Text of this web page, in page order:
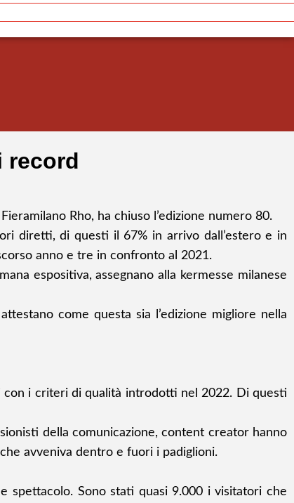
record
Rho, ha chiuso l’edizione numero 80.
diretti, di questi il 67% in arrivo dall’estero e in
anno e tre in confronto al 2021.
espositiva, assegnano alla kermesse milanese
come questa sia l’edizione migliore nella
i criteri di qualità introdotti nel 2022. Di questi
della comunicazione, content creator hanno
avveniva dentro e fuori i padiglioni.
spettacolo. Sono stati quasi 9.000 i visitatori che